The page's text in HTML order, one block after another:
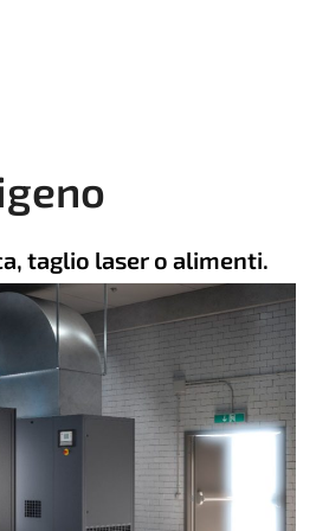
taglio laser o alimenti.